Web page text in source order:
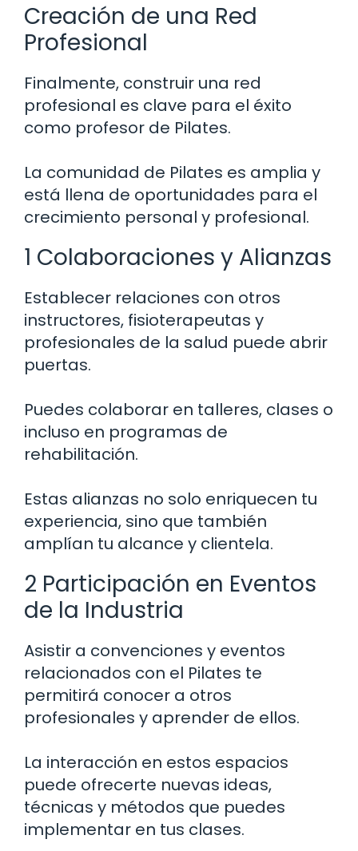
Creación de una Red
Profesional
Finalmente, construir una red
profesional es clave para el éxito
como profesor de Pilates.
La comunidad de Pilates es amplia y
está llena de oportunidades para el
crecimiento personal y profesional.
1 Colaboraciones y Alianzas
Establecer relaciones con otros
instructores, fisioterapeutas y
profesionales de la salud puede abrir
puertas.
Puedes colaborar en talleres, clases o
incluso en programas de
rehabilitación.
Estas alianzas no solo enriquecen tu
experiencia, sino que también
amplían tu alcance y clientela.
2 Participación en Eventos
de la Industria
Asistir a convenciones y eventos
relacionados con el Pilates te
permitirá conocer a otros
profesionales y aprender de ellos.
La interacción en estos espacios
puede ofrecerte nuevas ideas,
técnicas y métodos que puedes
implementar en tus clases.